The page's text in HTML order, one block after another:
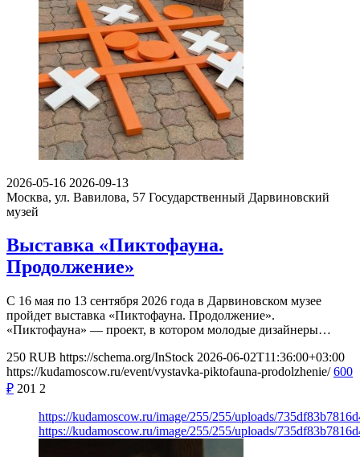
2026-05-16 2026-09-13
Москва, ул. Вавилова, 57 Государственный Дарвиновский
музей
Выставка «Пиктофауна.
Продолжение»
С 16 мая по 13 сентября 2026 года в Дарвиновском музее
пройдет выставка «Пиктофауна. Продолжение».
«Пиктофауна» — проект, в котором молодые дизайнеры…
250 RUB https://schema.org/InStock 2026-06-02T11:36:00+03:00
https://kudamoscow.ru/event/vystavka-piktofauna-prodolzhenie/ 600
₽ 201 2
https://kudamoscow.ru/image/255/255/uploads/
https://kudamoscow.ru/image/255/255/uploads/